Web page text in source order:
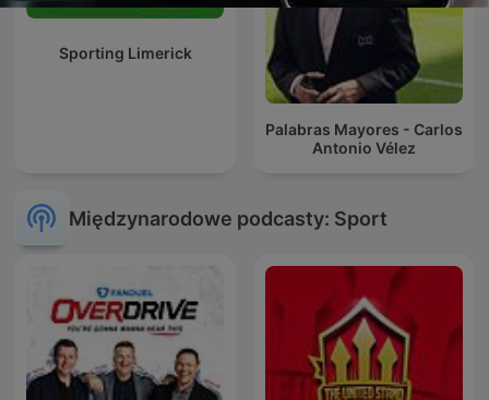
Sporting Limerick
Palabras Mayores - Carlos
Antonio Vélez
Międzynarodowe podcasty: Sport